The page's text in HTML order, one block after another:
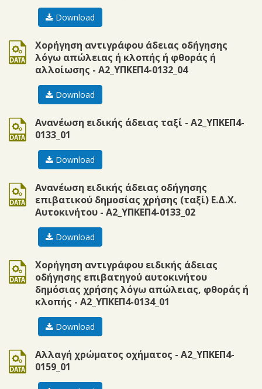
Download
Χορήγηση αντιγράφου άδειας οδήγησης
λόγω απώλειας ή κλοπής ή φθοράς ή
αλλοίωσης - Α2_ΥΠΚΕΠ4-0132_04
doc
Download
Ανανέωση ειδικής άδειας ταξί - Α2_ΥΠΚΕΠ4-
0133_01
doc
Download
Ανανέωση ειδικής άδειας οδήγησης
επιβατικού δημοσίας χρήσης (ταξί) Ε.Δ.Χ.
Αυτοκινήτου - Α2_ΥΠΚΕΠ4-0133_02
doc
Download
Χορήγηση αντιγράφου ειδικής άδειας
οδήγησης επιβατηγού αυτοκινήτου
δημόσιας χρήσης λόγω απώλειας, φθοράς ή
κλοπής - Α2_ΥΠΚΕΠ4-0134_01
doc
Download
Αλλαγή χρώματος οχήματος - Α2_ΥΠΚΕΠ4-
0159_01
doc